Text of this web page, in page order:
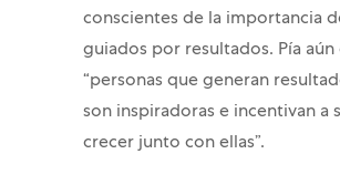
conscientes de la importancia
guiados por resultados. Pía
“personas que generan
son inspiradoras e incentivan a
crecer junto con ellas”.